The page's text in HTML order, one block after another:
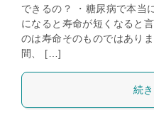
できるの？ ・糖尿病で本当
になると寿命が短くなると
のは寿命そのものではあり
間、 […]
続